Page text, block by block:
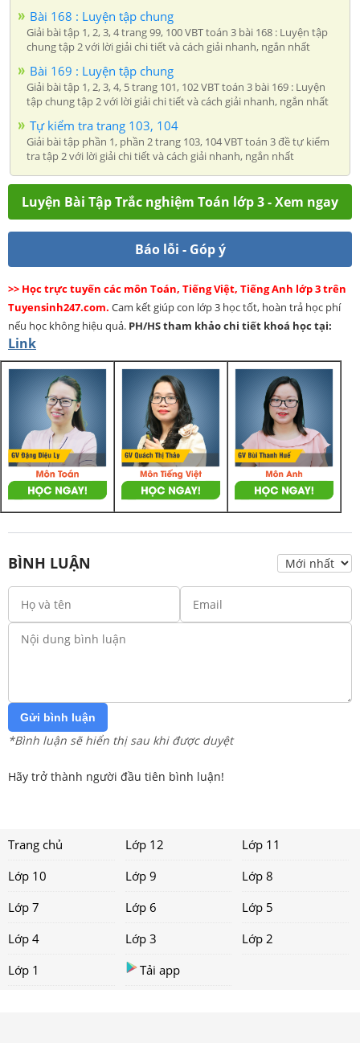
Bài 168 : Luyện tập chung
Giải bài tập 1, 2, 3, 4 trang 99, 100 VBT toán 3 bài 168 : Luyện tập
chung tập 2 với lời giải chi tiết và cách giải nhanh, ngắn nhất
Bài 169 : Luyện tập chung
Giải bài tập 1, 2, 3, 4, 5 trang 101, 102 VBT toán 3 bài 169 : Luyện
tập chung tập 2 với lời giải chi tiết và cách giải nhanh, ngắn nhất
Tự kiểm tra trang 103, 104
Giải bài tập phần 1, phần 2 trang 103, 104 VBT toán 3 đề tự kiểm
tra tập 2 với lời giải chi tiết và cách giải nhanh, ngắn nhất
Luyện Bài Tập Trắc nghiệm Toán lớp 3 - Xem ngay
Báo lỗi - Góp ý
>> Học trực tuyến các môn Toán, Tiếng Việt, Tiếng Anh lớp 3 trên
Tuyensinh247.com. Cam kết giúp con lớp 3 học tốt, hoàn trả học phí
nếu học không hiệu quả. PH/HStham khảo chi tiết khoá học tại:
Link
BÌNH LUẬN
Gửi bình luận
*Bình luận sẽ hiển thị sau khi được duyệt
Hãy trở thành người đầu tiên bình luận!
Trang chủ Lớp 12
Lớp 11
Lớp 10
Lớp 9
Lớp 8
Lớp 7
Lớp 6
Lớp 5
Lớp 4
Lớp 3
Lớp 2
Lớp 1
Tải app